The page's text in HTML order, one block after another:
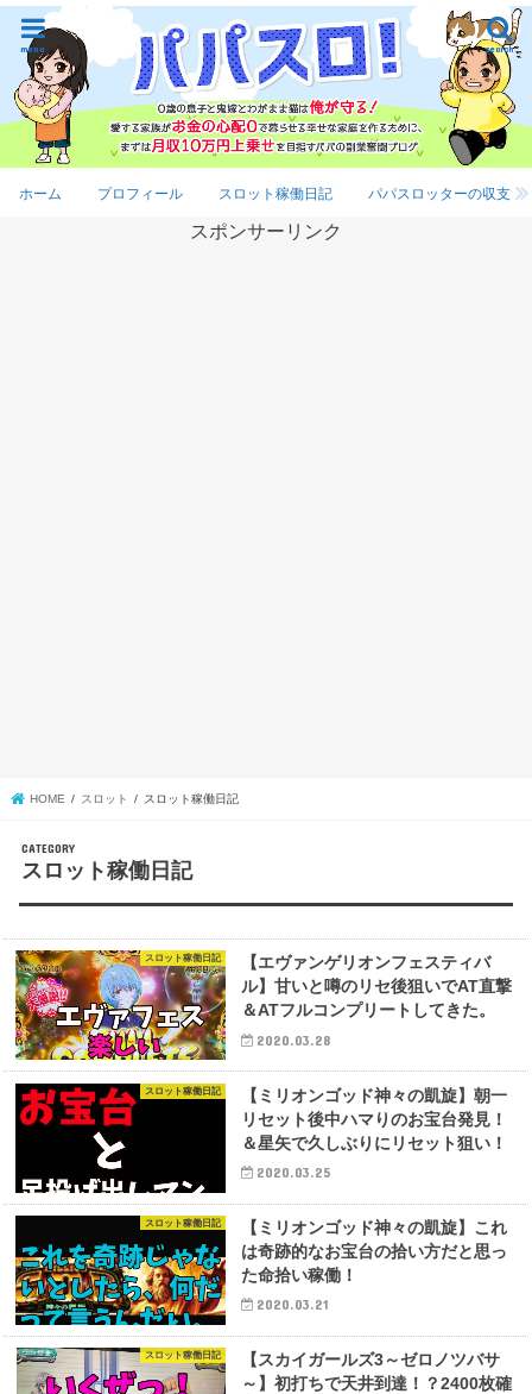
search
menu
ホーム プロフィール スロット稼働日記 パパスロッターの収支
スポンサーリンク
HOME スロット スロット稼働日記
スロット稼働日記
スロット稼働日記
【エヴァンゲリオンフェスティバ
ル】甘いと噂のリセ後狙いでAT直撃
＆ATフルコンプリートしてきた。
2020.03.28
スロット稼働日記
【ミリオンゴッド神々の凱旋】朝一
リセット後中ハマりのお宝台発見！
＆星矢で久しぶりにリセット狙い！
2020.03.25
スロット稼働日記
【ミリオンゴッド神々の凱旋】これ
は奇跡的なお宝台の拾い方だと思っ
た命拾い稼働！
2020.03.21
スロット稼働日記
【スカイガールズ3～ゼロノツバサ
～】初打ちで天井到達！？2400枚確